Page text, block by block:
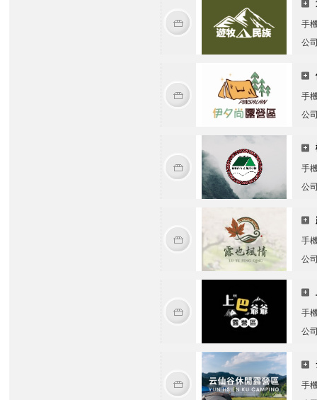
手
公
手
公
手
公
手
公
手
公
手